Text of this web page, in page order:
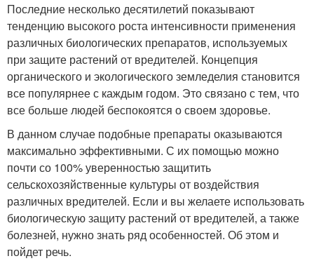
Последние несколько десятилетий показывают
тенденцию высокого роста интенсивности применения
различных биологических препаратов, используемых
при защите растений от вредителей. Концепция
органического и экологического земледелия становится
все популярнее с каждым годом. Это связано с тем, что
все больше людей беспокоятся о своем здоровье.
В данном случае подобные препараты оказываются
максимально эффективными. С их помощью можно
почти со 100% уверенностью защитить
сельскохозяйственные культуры от воздействия
различных вредителей. Если и вы желаете использовать
биологическую защиту растений от вредителей, а также
болезней, нужно знать ряд особенностей. Об этом и
пойдет речь.